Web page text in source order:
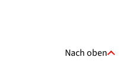
Nach oben